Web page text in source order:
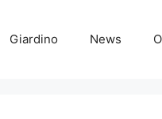
Giardino News